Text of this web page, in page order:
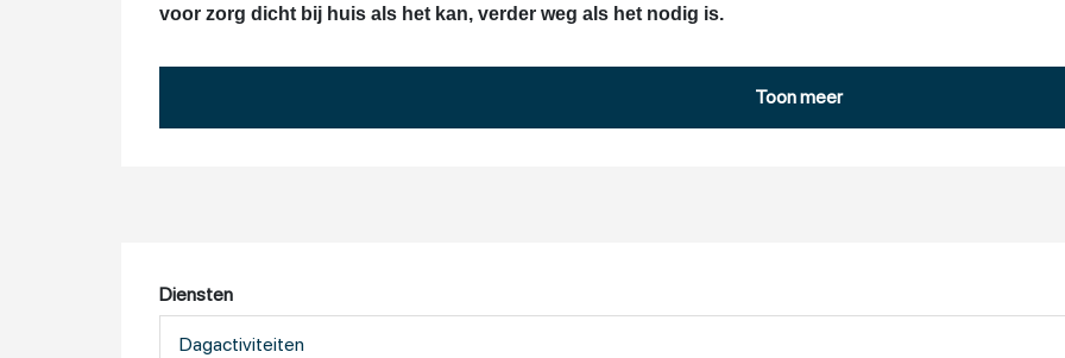
voor zorg dicht bij huis als het kan, verder weg als het nodig is.
Toon meer
Diensten
Dagactiviteiten